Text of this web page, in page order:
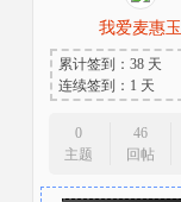
我爱麦惠玉
累计签到：38 天
连续签到：1 天
0
主题
46
回帖